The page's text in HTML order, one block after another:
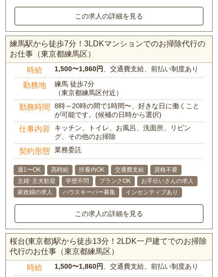
この求人の詳細を見る
練馬駅から徒歩7分！3LDKマンションでのお掃除代行の
お仕事（東京都練馬区）
時給 1,500〜1,860円、交通費支給、前払い制度あり
勤務地
練馬 徒歩7分
（東京都練馬区付近）
勤務時間
8時～20時の間で1時間〜、好きな日に働くこと
が可能です。(候補の日時から選択)
仕事内容
キッチン、トイレ、お風呂、洗面所、リビン
グ、その他のお掃除
契約形態 業務委託
週1〜OK 高時給 扶養内OK 交通費支給
資格不要
主婦･主夫歓迎
学歴不問 ブランクOK
お手伝いさんの求人
家政婦の求人
ハウスキーパー募集 インセンティブあり
この求人の詳細を見る
桜台(東京都)駅から徒歩13分！2LDK一戸建てでのお掃除
代行のお仕事（東京都練馬区）
時給 1,500〜1,860円、交通費支給、前払い制度あり